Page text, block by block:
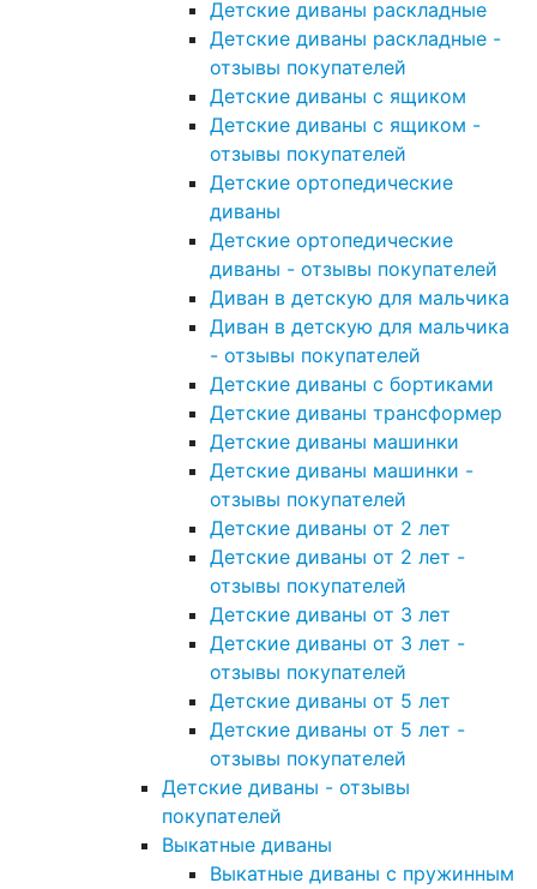
Детские диваны раскладные
Детские диваны раскладные -
отзывы покупателей
Детские диваны с ящиком
Детские диваны с ящиком -
отзывы покупателей
Детские ортопедические
диваны
Детские ортопедические
диваны - отзывы покупателей
Диван в детскую для мальчика
Диван в детскую для мальчика
- отзывы покупателей
Детские диваны с бортиками
Детские диваны трансформер
Детские диваны машинки
Детские диваны машинки -
отзывы покупателей
Детские диваны от 2 лет
Детские диваны от 2 лет -
отзывы покупателей
Детские диваны от 3 лет
Детские диваны от 3 лет -
отзывы покупателей
Детские диваны от 5 лет
Детские диваны от 5 лет -
отзывы покупателей
Детские диваны - отзывы
покупателей
Выкатные диваны
Выкатные диваны с пружинным